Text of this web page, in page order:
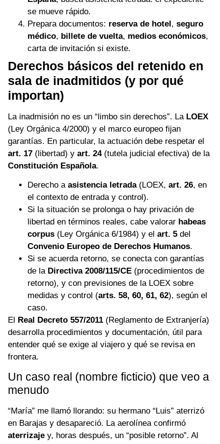
se mueve rápido.
Prepara documentos: reserva de hotel, seguro
médico, billete de vuelta, medios económicos,
carta de invitación si existe.
Derechos básicos del retenido en
sala de inadmitidos (y por qué
importan)
La inadmisión no es un “limbo sin derechos”. La LOEX
(Ley Orgánica 4/2000) y el marco europeo fijan
garantías. En particular, la actuación debe respetar el
art. 17 (libertad) y art. 24(tutela judicial efectiva) de la
Constitución Española.
Derecho a asistencia letrada(LOEX, art. 26, en
el contexto de entrada y control).
Si la situación se prolonga o hay privación de
libertad en términos reales, cabe valorar habeas
corpus (Ley Orgánica 6/1984) y el art. 5 del
Convenio Europeo de Derechos Humanos.
Si se acuerda retorno, se conecta con garantías
de la Directiva 2008/115/CE (procedimientos de
retorno), y con previsiones de la LOEX sobre
medidas y control (arts. 58, 60, 61, 62), según el
caso.
El
Real Decreto 557/2011 (Reglamento de Extranjería)
desarrolla procedimientos y documentación, útil para
entender qué se exige al viajero y qué se revisa en
frontera.
Un caso real (nombre ficticio) que veo a
menudo
“María” me llamó llorando: su hermano “Luis” aterrizó
en Barajas y desapareció. La aerolínea confirmó
aterrizaje y, horas después, un “posible retorno”. Al